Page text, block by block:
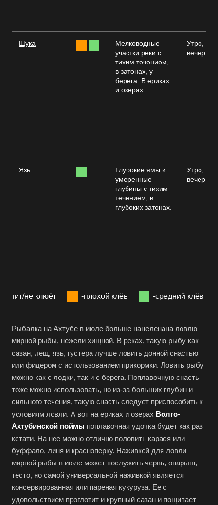
Щука
Мелководные
участки реки с
тихим течением,
в затонах, у
берега. В ериках
и озерах
Утро,
вечер
Язь
Глубокие ямы и
умеренные
глубины с тихим
течением, в
глубоких затонах.
Утро,
вечер
-спит/не клюёт -плохой клёв -средний клёв
Рыбалка на Ахтубе в июле больше нацеленана ловлю
мирной рыбы, нежели хищной. В реках, такую рыбу как
сазан, лещ, язь, густера лучше ловить донной снастью
или фидером с использованием прикормки. Ловить рыбу
можно как с лодки, так и с берега. Поплавочную снасть
тоже можно использовать, но из-за больших глубин и
сильного течения, такую снасть следует приспособить к
условиям ловли. А вот на ериках и озерах Волго-
Ахтубинской поймы поплавочная удочка будет как раз
кстати. На нее можно отлично половить карася или
буффало, линя и красноперку. Наживкой для ловли
мирной рыбы в июле может послужить червь, опарыш,
тесто, но самой универсальной наживкой является
консервированная или пареная кукуруза. Ее с
удовольствием проглотит и крупный сазан и пощипает